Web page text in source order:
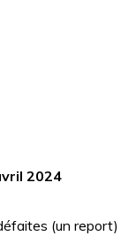
2024
(un report)